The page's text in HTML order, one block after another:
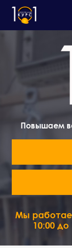
Повышаем
Мы
10:00